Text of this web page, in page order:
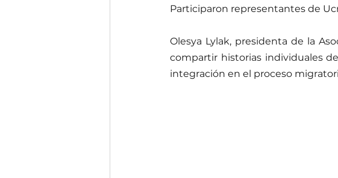
Participaron representantes de
Olesya Lylak, presidenta de la
compartir historias individuales
integración en el proceso